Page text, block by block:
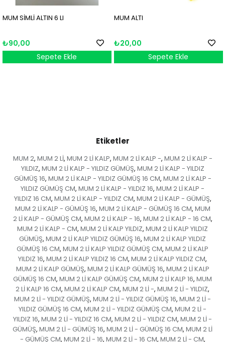
MUM SİMLİ ALTIN 6 LI
₺90,00
Sepete Ekle
MUM ALTI
₺20,00
Sepete Ekle
Etiketler
MUM 2, MUM 2 Lİ, MUM 2 Lİ KALP, MUM 2 Lİ KALP -, MUM 2 Lİ KALP -
YILDIZ, MUM 2 Lİ KALP - YILDIZ GÜMÜŞ, MUM 2 Lİ KALP - YILDIZ
GÜMÜŞ 16, MUM 2 Lİ KALP - YILDIZ GÜMÜŞ 16 CM, MUM 2 Lİ KALP -
YILDIZ GÜMÜŞ CM, MUM 2 Lİ KALP - YILDIZ 16, MUM 2 Lİ KALP -
YILDIZ 16 CM, MUM 2 Lİ KALP - YILDIZ CM, MUM 2 Lİ KALP - GÜMÜŞ,
MUM 2 Lİ KALP - GÜMÜŞ 16, MUM 2 Lİ KALP - GÜMÜŞ 16 CM, MUM
2 Lİ KALP - GÜMÜŞ CM, MUM 2 Lİ KALP - 16, MUM 2 Lİ KALP - 16 CM,
MUM 2 Lİ KALP - CM, MUM 2 Lİ KALP YILDIZ, MUM 2 Lİ KALP YILDIZ
GÜMÜŞ, MUM 2 Lİ KALP YILDIZ GÜMÜŞ 16, MUM 2 Lİ KALP YILDIZ
GÜMÜŞ 16 CM, MUM 2 Lİ KALP YILDIZ GÜMÜŞ CM, MUM 2 Lİ KALP
YILDIZ 16, MUM 2 Lİ KALP YILDIZ 16 CM, MUM 2 Lİ KALP YILDIZ CM,
MUM 2 Lİ KALP GÜMÜŞ, MUM 2 Lİ KALP GÜMÜŞ 16, MUM 2 Lİ KALP
GÜMÜŞ 16 CM, MUM 2 Lİ KALP GÜMÜŞ CM, MUM 2 Lİ KALP 16, MUM
2 Lİ KALP 16 CM, MUM 2 Lİ KALP CM, MUM 2 Lİ -, MUM 2 Lİ - YILDIZ,
MUM 2 Lİ - YILDIZ GÜMÜŞ, MUM 2 Lİ - YILDIZ GÜMÜŞ 16, MUM 2 Lİ -
YILDIZ GÜMÜŞ 16 CM, MUM 2 Lİ - YILDIZ GÜMÜŞ CM, MUM 2 Lİ -
YILDIZ 16, MUM 2 Lİ - YILDIZ 16 CM, MUM 2 Lİ - YILDIZ CM, MUM 2 Lİ -
GÜMÜŞ, MUM 2 Lİ - GÜMÜŞ 16, MUM 2 Lİ - GÜMÜŞ 16 CM, MUM 2 Lİ
- GÜMÜŞ CM, MUM 2 Lİ - 16, MUM 2 Lİ - 16 CM, MUM 2 Lİ - CM,